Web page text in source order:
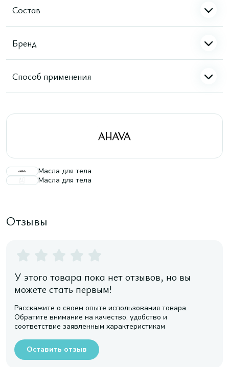
Состав
Бренд
Способ применения
Масла для тела
Масла для тела
Отзывы
У этого товара пока нет отзывов, но вы
можете стать первым!
Расскажите о своем опыте использования товара.
Обратите внимание на качество, удобство и
соответствие заявленным характеристикам
Оставить отзыв